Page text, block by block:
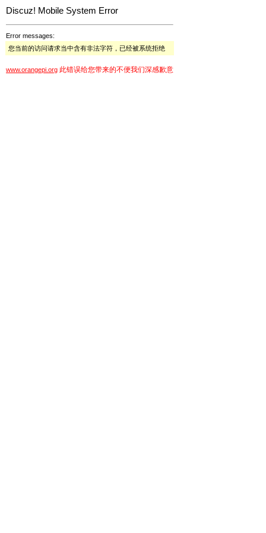
Discuz! Mobile System Error
Error messages:
您当前的访问请求当中含有非法字符，已经被系统拒绝
www.orangepi.org 此错误给您带来的不便我们深感歉意